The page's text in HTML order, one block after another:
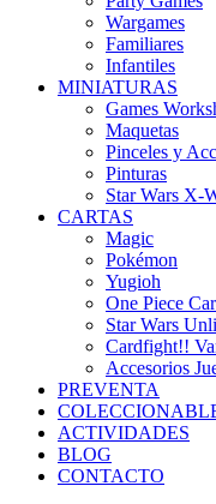
Wargames
Familiares
Infantiles
MINIATURAS
Games
Maquetas
Pinceles y
Pinturas
Star Wars X-
CARTAS
Magic
Pokémon
Yugioh
One Piece
Star Wars
Cardfight!!
Accesorios
PREVENTA
ACTIVIDADES
BLOG
CONTACTO